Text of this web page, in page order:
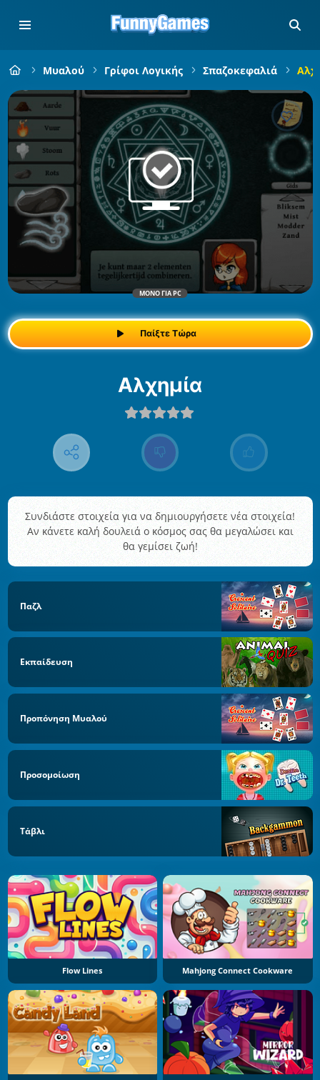
Μυαλού Γρίφοι Λογικής Σπαζοκεφαλιά
ΜΌΝΟ ΓΙΑ PC
Παίξτε Τώρα
Αλχημία
Συνδιάστε στοιχεία για να δημιουργήσετε νέα στοιχεία!
Αν κάνετε καλή δουλειά ο κόσμος σας θα μεγαλώσει και
θα γεμίσει ζωή!
Παζλ
Εκπαίδευση
Προπόνηση Μυαλού
Προσομοίωση
Τάβλι
Flow Lines Mahjong Connect Cookware